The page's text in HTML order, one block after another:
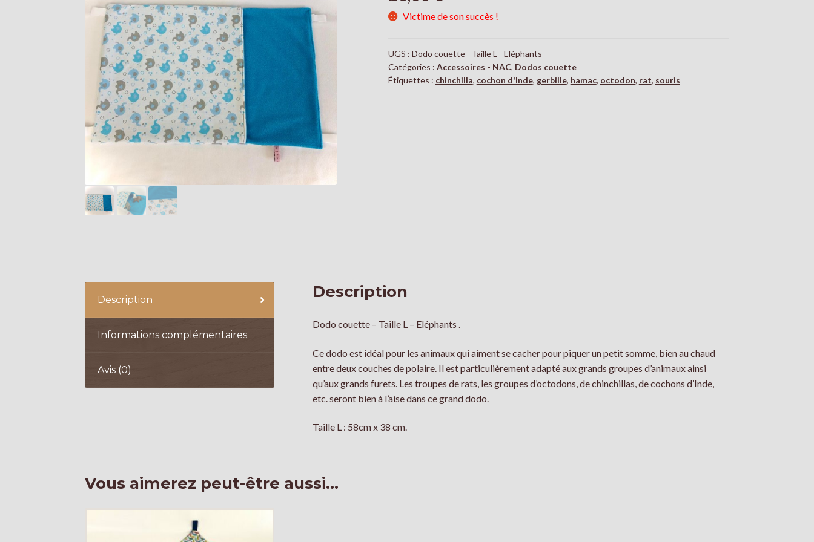
Victime de son succès !
UGS : Dodo couette - Taille L - Eléphants
Catégories : Accessoires - NAC, Dodos couette
Étiquettes : chinchilla, cochon d'Inde, gerbille, hamac, octodon, rat, souris
Description
Informations complémentaires
Avis (0)
Description
Dodo couette – Taille L – Eléphants .
Ce dodo est idéal pour les animaux qui aiment se cacher pour piquer un petit somme, bien au chaud
entre deux couches de polaire. Il est particulièrement adapté aux grands groupes d’animaux ainsi
qu’aux grands furets. Les troupes de rats, les groupes d’octodons, de chinchillas, de cochons d’Inde,
etc. seront bien à l’aise dans ce grand dodo.
Taille L : 58cm x 38 cm.
Vous aimerez peut-être aussi…